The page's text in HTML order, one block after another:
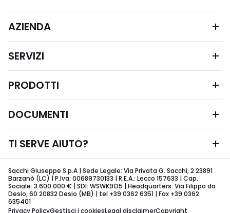
AZIENDA
SERVIZI
PRODOTTI
DOCUMENTI
TI SERVE AIUTO?
Sacchi Giuseppe S.p.A | Sede Legale: Via Privata G. Sacchi, 2 23891
Barzanò (LC) | P.Iva: 00689730133 | R.E.A.: Lecco 157633 | Cap.
Sociale: 3.600.000 € | SDI: WSWK9O5 | Headquarters: Via Filippo da
Desio, 60 20832 Desio (MB) | tel +39 0362 6351 | Fax +39 0362
635401
Privacy PolicyGestisci i cookiesLegal disclaimerCopyright